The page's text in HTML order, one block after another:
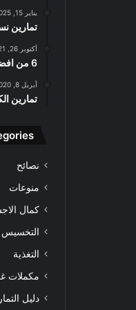
يناير 15, 2025
تمارين
أكتوبر 26, 2021
6 من افضل مكملات البروتين لانقاص الوزن
أبريل 8, 2020
تمارين
نصائح
منوعات
كمال
التخسيس
التغذية
مكملات
دليل